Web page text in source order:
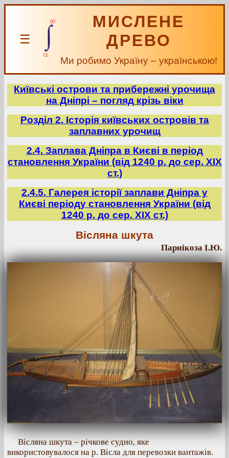
☰
МИСЛЕНЕ
ДРЕВО
Ми робимо Україну – українською!
Київські острови та прибережні урочища
на Дніпрі – погляд крізь віки
Розділ 2. Історія київських островів та
заплавних урочищ
2.4. Заплава Дніпра в Києві в період
становлення України (від 1240 р. до сер. ХІХ
ст.)
2.4.5. Галерея історії заплави Дніпра у
Києві періоду становлення України (від
1240 р. до сер. ХІХ ст.)
Вісляна шкута
Парнікоза І.Ю.
Вісляна шкута – річкове судно, яке
використовувалося на р. Вісла для перевозки вантажів.